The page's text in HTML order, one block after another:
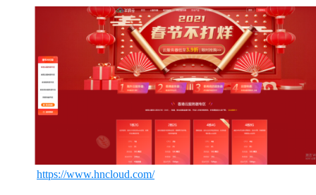
https://www.hncloud.com/